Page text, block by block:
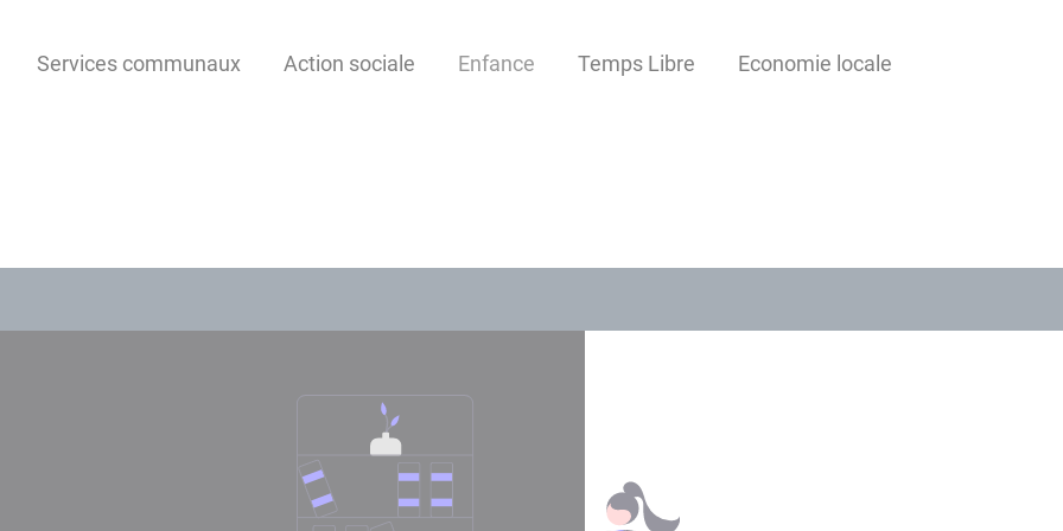
Services communaux Action sociale Enfance Temps Libre Economie locale